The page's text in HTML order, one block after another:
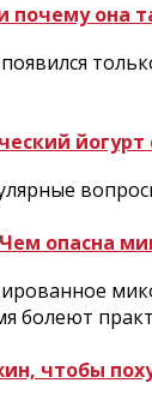
почему она
опасна
болеют
чтобы